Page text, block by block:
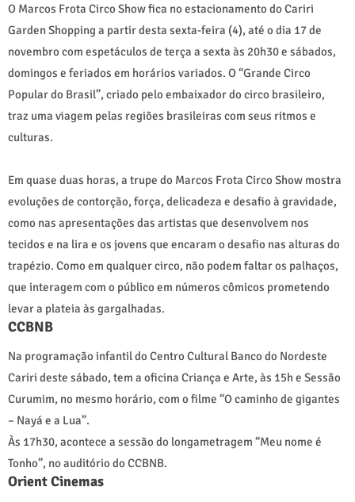
O Marcos Frota Circo Show fica no estacionamento do Cariri
Garden Shopping a partir desta sexta-feira (4), até o dia 17 de
novembro com espetáculos de terça a sexta às 20h30 e sábados,
domingos e feriados em horários variados. O “Grande Circo
Popular do Brasil”, criado pelo embaixador do circo brasileiro,
traz uma viagem pelas regiões brasileiras com seus ritmos e
culturas.
Em quase duas horas, a trupe do Marcos Frota Circo Show mostra
evoluções de contorção, força, delicadeza e desafio à gravidade,
como nas apresentações das artistas que desenvolvem nos
tecidos e na lira e os jovens que encaram o desafio nas alturas do
trapézio. Como em qualquer circo, não podem faltar os palhaços,
que interagem com o público em números cômicos prometendo
levar a plateia às gargalhadas.
CCBNB
Na programação infantil do Centro Cultural Banco do Nordeste
Cariri deste sábado, tem a oficina Criança e Arte, às 15h e Sessão
Curumim, no mesmo horário, com o filme “O caminho de gigantes
– Nayá e a Lua”.
Às 17h30, acontece a sessão do longametragem “Meu nome é
Tonho”, no auditório do CCBNB.
Orient Cinemas